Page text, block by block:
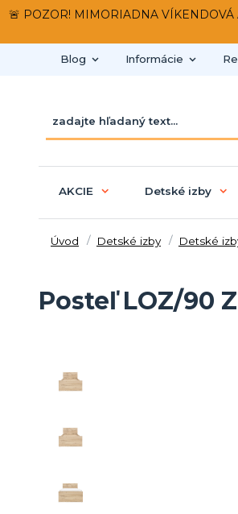
🚨 POZOR! MIMORIADNA
Blog Informácie
AKCIE Detské izby
Úvod Detské izby Detské
Posteľ LOZ/90